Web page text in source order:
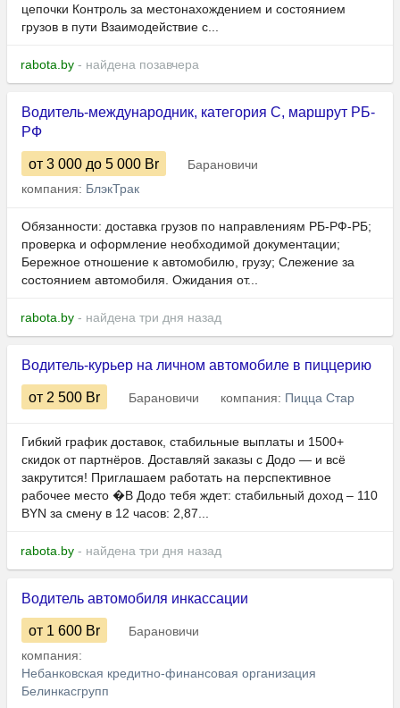
цепочки Контроль за местонахождением и состоянием
грузов в пути Взаимодействие с...
rabota.by - найдена позавчера
Водитель-международник, категория С, маршрут РБ-
РФ
от 3 000 до 5 000 Br
Барановичи
компания: БлэкТрак
Обязанности: доставка грузов по направлениям РБ-РФ-РБ;
проверка и оформление необходимой документации;
Бережное отношение к автомобилю, грузу; Слежение за
состоянием автомобиля. Ожидания от...
rabota.by - найдена три дня назад
Водитель-курьер на личном автомобиле в пиццерию
от 2 500 Br Барановичи компания: Пицца Стар
Гибкий график доставок, стабильные выплаты и 1500+
скидок от партнёров. Доставляй заказы с Додо — и всё
закрутится! Приглашаем работать на перспективное
рабочее место �В Додо тебя ждет: стабильный доход – 110
BYN за смену в 12 часов: 2,87...
rabota.by - найдена три дня назад
Водитель автомобиля инкассации
от 1 600 Br
Барановичи
компания:
Небанковская кредитно-финансовая организация
Белинкасгрупп